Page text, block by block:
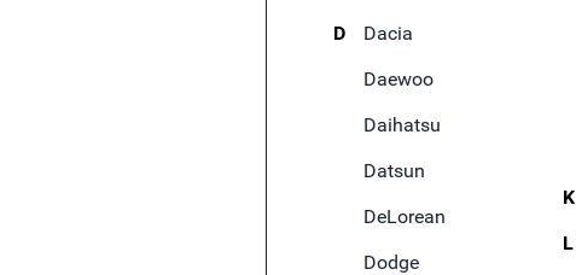
D
Dacia
Daewoo
Daihatsu
Datsun
DeLorean
Dodge
K
L